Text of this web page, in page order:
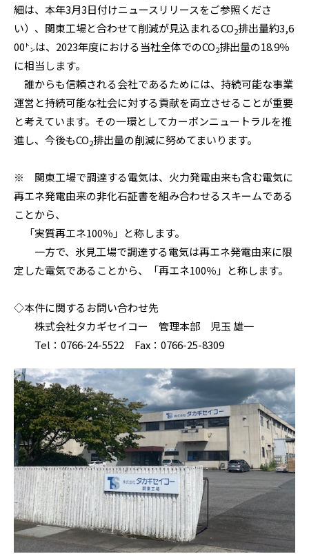
細は、本年3月3日付けニュースリリースをご参照くださ
い）、関東工場と合わせて削減が見込まれるCO2排出量約3,6
00㌧は、2023年度における当社全体でのCO2排出量の18.9％
に相当します。
誰からも信頼される会社であるためには、持続可能な事業
運営と持続可能な社会に対する貢献を両立させることが重要
と考えています。その一環としてカーボンニュートラルを推
進し、今後もCO2排出量の削減に努めてまいります。
※ 関東工場で調達する電気は、火力発電由来も含む電気に
再エネ発電由来の非化石証書を組み合わせるスキームである
ことから、
「実質再エネ100％」と称します。
一方で、氷見工場で調達する電気は再エネ発電由来に限
定した電気であることから、「再エネ100％」と称します。
◇本件に関するお問い合わせ先
株式会社タカギセイコー 管理本部 児玉 雄一
Tel：0766-24-5522 Fax：0766-25-8309